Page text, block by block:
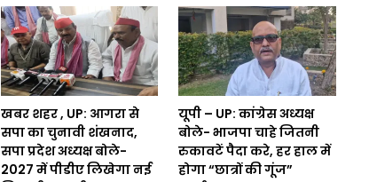
खबर शहर , UP: आगरा से
सपा का चुनावी शंखनाद,
सपा प्रदेश अध्यक्ष बोले-
2027 में पीडीए लिखेगा नई
यूपी – UP: कांग्रेस अध्यक्ष
बोले- भाजपा चाहे जितनी
रुकावटें पैदा करे, हर हाल में
होगा “छात्रों की गूंज”